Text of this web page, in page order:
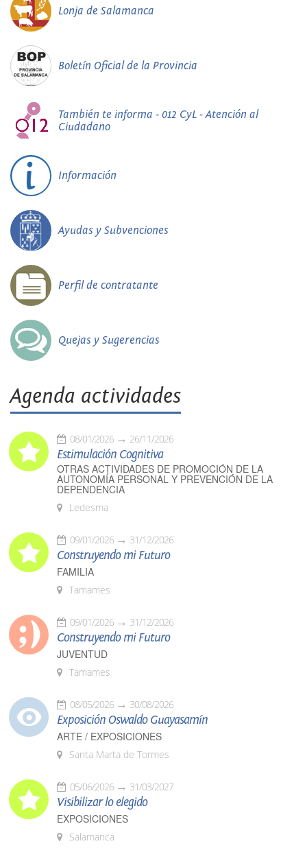
Lonja de Salamanca
Boletín Oficial de la Provincia
También te informa - 012 CyL - Atención al
Ciudadano
Información
Ayudas y Subvenciones
Perfil de contratante
Quejas y Sugerencias
Agenda actividades
08/01/2026 26/11/2026
Estimulación Cognitiva
OTRAS ACTIVIDADES DE PROMOCIÓN DE LA
AUTONOMÍA PERSONAL Y PREVENCIÓN DE LA
DEPENDENCIA
Ledesma
09/01/2026 31/12/2026
Construyendo mi Futuro
FAMILIA
Tamames
09/01/2026 31/12/2026
Construyendo mi Futuro
JUVENTUD
Tamames
08/05/2026 30/08/2026
Exposición Oswaldo Guayasamín
ARTE / EXPOSICIONES
Santa Marta de Tormes
05/06/2026 31/03/2027
Visibilizar lo elegido
EXPOSICIONES
Salamanca